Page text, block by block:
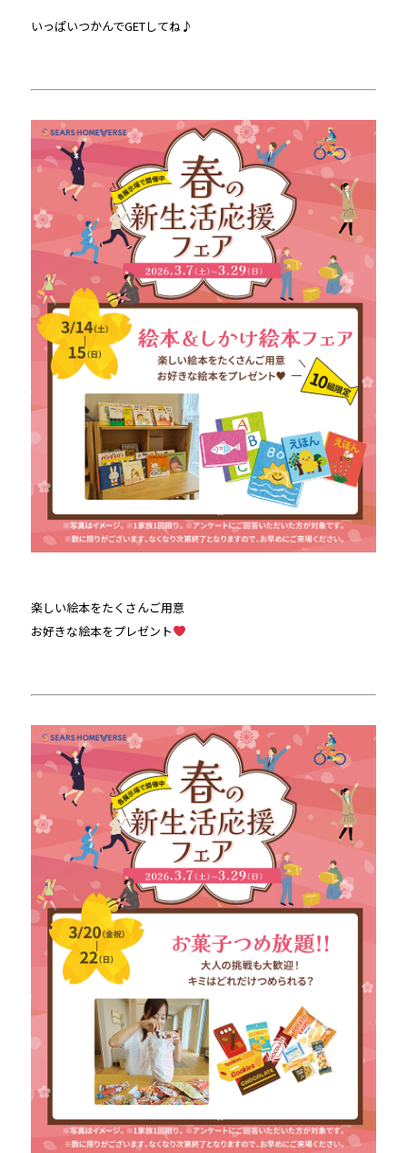
いっぱいつかんでGETしてね♪
楽しい絵本をたくさんご用意
お好きな絵本をプレゼント